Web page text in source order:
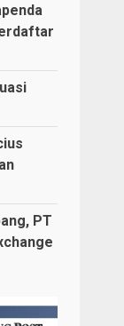
PT